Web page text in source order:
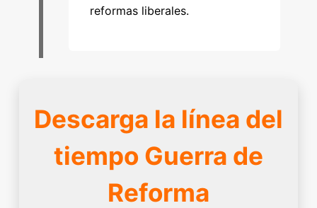
reformas liberales.
Descarga la línea del
tiempo Guerra de
Reforma